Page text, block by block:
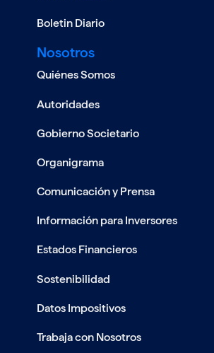
Boletin Diario
Nosotros
Quiénes Somos
Autoridades
Gobierno Societario
Organigrama
Comunicación y Prensa
Información para Inversores
Estados Financieros
Sostenibilidad
Datos Impositivos
Trabaja con Nosotros